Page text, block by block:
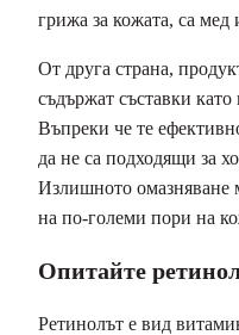
грижа за кожата, са мед
От друга страна,
съдържат съставки
Въпреки че те
да не са подходящи за
Излишното омазняване
на по-големи пори на
Опитайте
Ретинолът е вид